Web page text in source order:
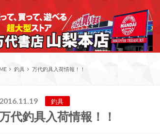
釣具 万代釣具入荷情報！！
2016.11.19 釣具
代釣具入荷情報！！